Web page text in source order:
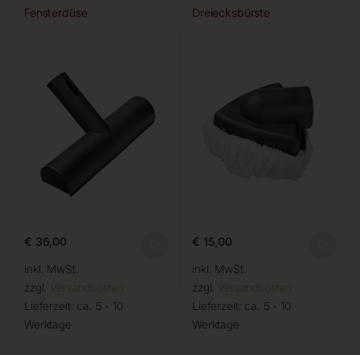
Fensterdüse
€ 36,00
inkl. MwSt.
zzgl. Versandkosten
Lieferzeit: ca. 5 - 10
Werktage
Dreiecksbürste
€ 15,00
inkl. MwSt.
zzgl. Versandkosten
Lieferzeit: ca. 5 - 10
Werktage